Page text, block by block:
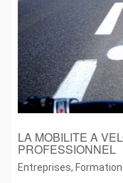
LA MOBILITE A
PROFESSIONNEL
Entreprises, Formation